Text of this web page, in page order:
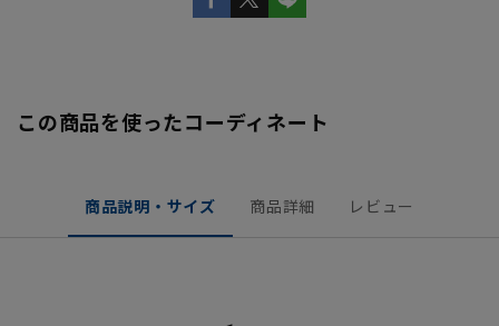
この商品を使ったコーディネート
商品説明・サイズ 商品詳細 レビュー